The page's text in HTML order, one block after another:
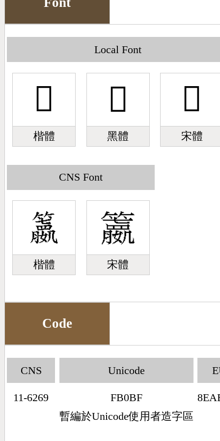
Local Font
󻂿
楷體
󻂿
黑體
󻂿
宋體
CNS Font
楷體 宋體
Code
CNS
11-6269
Unicode
FB0BF
暫編於Unicode使用者造字區